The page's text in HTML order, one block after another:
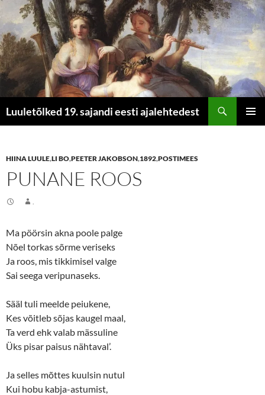
Luuletõlked 19. sajandi eesti ajalehtedest
HIINA LUULE,LI BO,PEETER JAKOBSON,1892,POSTIMEES
PUNANE ROOS
Ma pöörsin akna poole palge
Nõel torkas sõrme veriseks
Ja roos, mis tikkimisel valge
Sai seega veripunaseks.
Sääl tuli meelde peiukene,
Kes võitleb sõjas kaugel maal,
Ta verd ehk valab mässuline
Üks pisar paisus nähtaval’.
Ja selles mõttes kuulsin nutul
Kui hobu kabja-astumist,